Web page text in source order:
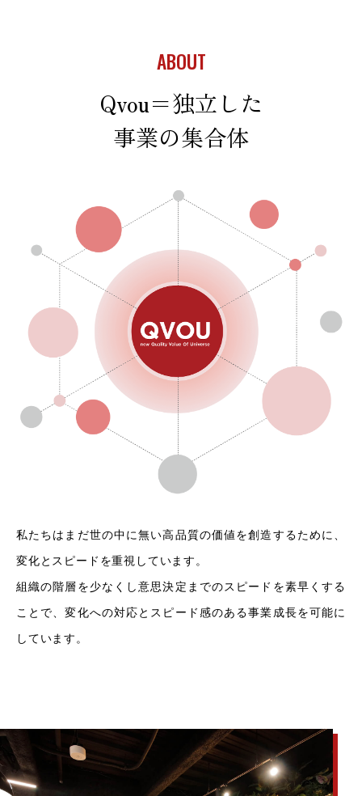
ABOUT
Qvou＝独立した
事業の集合体
私たちはまだ世の中に無い高品質の価値を創造するために、
変化とスピードを重視しています。
組織の階層を少なくし意思決定までのスピードを素早くする
ことで、変化への対応とスピード感のある事業成長を可能に
しています。